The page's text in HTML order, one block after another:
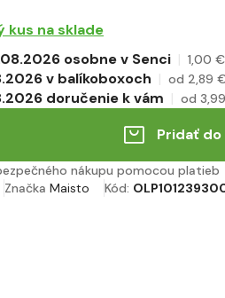
kus na sklade
osobne v Senci
1,00 €
v balíkoboxoch od 2,89
doručenie k vám od 3
Pridať do
nákupu pomocou platieb
Značka Maisto Kód: